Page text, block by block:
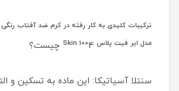
ترکیبات کلیدی به کار رفته در کرم ضد آفتاب رنگی
مدل ایر فیت پلاس Skin 100 4 چیست؟
سنتلا آسیاتیکا: این ماده به تسکین و